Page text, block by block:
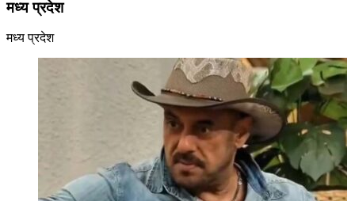
मध्य प्रदेश
मध्य प्रदेश